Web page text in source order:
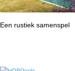
Een rustiek samenspel